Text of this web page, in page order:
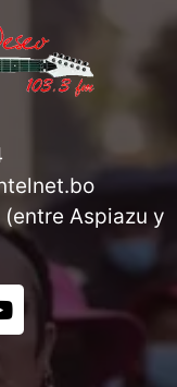
Aspiazu y